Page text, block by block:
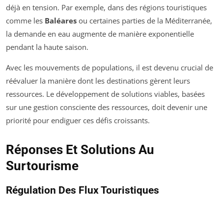
déjà en tension. Par exemple, dans des régions touristiques
comme les Baléares ou certaines parties de la Méditerranée,
la demande en eau augmente de manière exponentielle
pendant la haute saison.
Avec les mouvements de populations, il est devenu crucial de
réévaluer la manière dont les destinations gèrent leurs
ressources. Le développement de solutions viables, basées
sur une gestion consciente des ressources, doit devenir une
priorité pour endiguer ces défis croissants.
Réponses Et Solutions Au
Surtourisme
Régulation Des Flux Touristiques